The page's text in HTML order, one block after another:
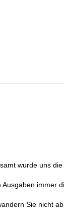
wurde uns
immer
Sie nicht